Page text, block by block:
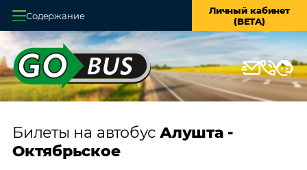
Содержание
Личный кабинет
(BETA)
Главная
О системе
Оплата и доставка
Билеты на автобусАлушта -
Октябрьское